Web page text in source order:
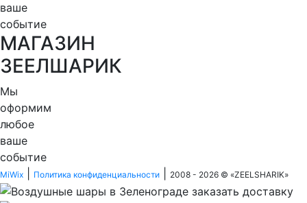
ваше
событие
МАГАЗИН
ЗЕЕЛШАРИК
Мы
оформим
любое
ваше
событие
MiWix Политика конфиденциальности 2008 - 2026 © «ZEELSHARIK»